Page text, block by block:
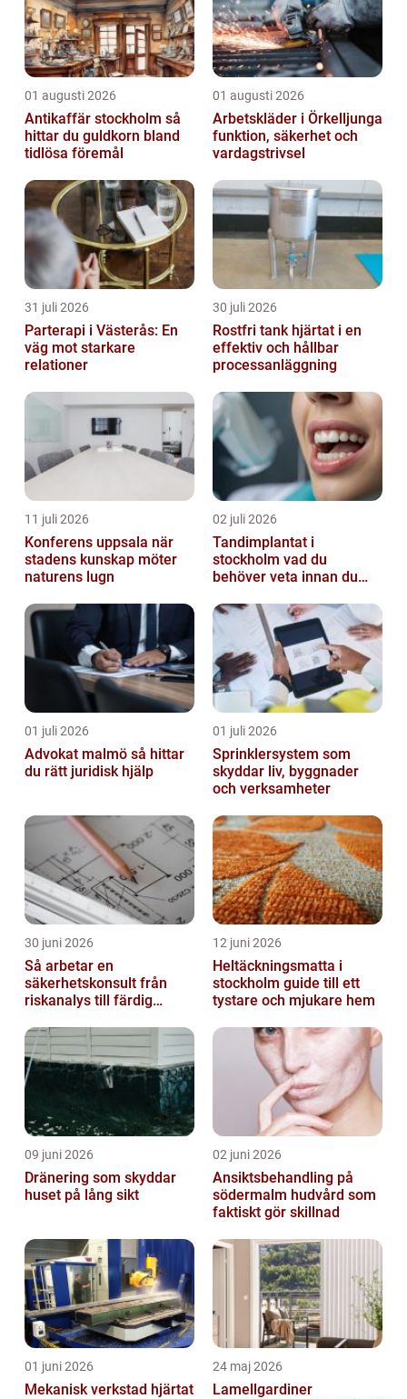
01 augusti 2026
Antikaffär stockholm så
hittar du guldkorn bland
tidlösa föremål
01 augusti 2026
Arbetskläder i Örkelljunga
funktion, säkerhet och
vardagstrivsel
31 juli 2026
Parterapi i Västerås: En
väg mot starkare
relationer
30 juli 2026
Rostfri tank hjärtat i en
effektiv och hållbar
processanläggning
11 juli 2026
Konferens uppsala när
stadens kunskap möter
naturens lugn
02 juli 2026
Tandimplantat i
stockholm vad du
behöver veta innan du
01 juli 2026
Advokat malmö så hittar
du rätt juridisk hjälp
01 juli 2026
Sprinklersystem som
skyddar liv, byggnader
och verksamheter
30 juni 2026
Så arbetar en
säkerhetskonsult från
riskanalys till färdig
12 juni 2026
Heltäckningsmatta i
stockholm guide till ett
tystare och mjukare hem
09 juni 2026
Dränering som skyddar
huset på lång sikt
02 juni 2026
Ansiktsbehandling på
södermalm hudvård som
faktiskt gör skillnad
01 juni 2026
Mekanisk verkstad hjärtat
24 maj 2026
Lamellgardiner